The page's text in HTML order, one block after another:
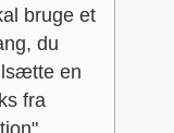
bruge et
du
en
fra